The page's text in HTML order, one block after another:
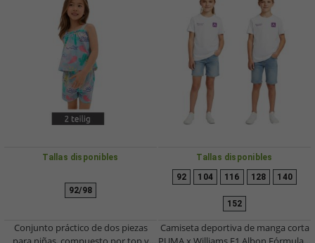
Tallas disponibles
92/98
Conjunto práctico de dos piezas
Tallas disponibles
92 104 116 128 140
152
Camiseta deportiva de manga corta